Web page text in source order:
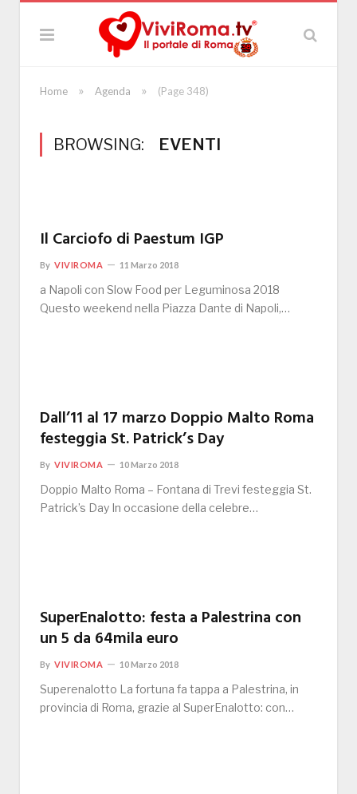
Home » Agenda » (Page 348)
BROWSING: EVENTI
Il Carciofo di Paestum IGP
By VIVIROMA 11 Marzo 2018
a Napoli con Slow Food per Leguminosa 2018
Questo weekend nella Piazza Dante di Napoli,…
Dall’11 al 17 marzo Doppio Malto Roma
festeggia St. Patrick’s Day
By VIVIROMA 10 Marzo 2018
Doppio Malto Roma – Fontana di Trevi festeggia St.
Patrick’s Day In occasione della celebre…
SuperEnalotto: festa a Palestrina con
un 5 da 64mila euro
By VIVIROMA 10 Marzo 2018
Superenalotto La fortuna fa tappa a Palestrina, in
provincia di Roma, grazie al SuperEnalotto: con…